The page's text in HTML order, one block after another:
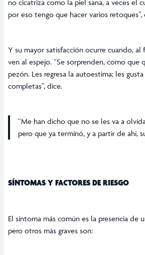
no cicatriza como la piel sana, a veces el
por eso tengo que hacer varios
Y su mayor satisfacción ocurre cuando, al
ven al espejo. “Se sorprenden, como que
pezón. Les regresa la autoestima; les
completas”, dice.
“Me han dicho que no se les va a
pero que ya terminó, y a partir de ahí,
SÍNTOMAS Y FACTORES DE RIESGO
El síntoma más común es la presencia de
pero otros más graves son: